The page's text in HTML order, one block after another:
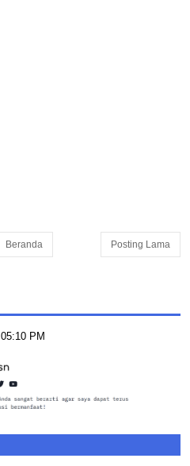
Posting Lama
Beranda
05:10 PM